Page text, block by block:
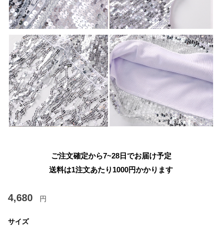
ご注文確定から7~28日でお届け予定
送料は1注文あたり 1000円かかります
4,680 円
サイズ